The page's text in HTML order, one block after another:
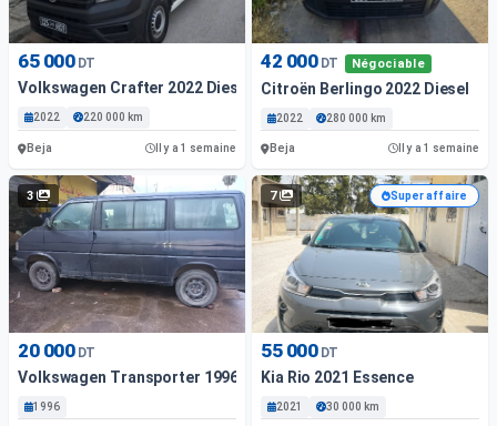
65 000 DT
Volkswagen Crafter 2022 Diesel
2022 220 000 km
Beja Il y a 1 semaine
42 000 DT Négociable
Citroën Berlingo 2022 Diesel
2022 280 000 km
Beja Il y a 1 semaine
3
20 000 DT
Volkswagen Transporter 1996 Diesel
1996
7 Super affaire
55 000 DT
Kia Rio 2021 Essence
2021 30 000 km